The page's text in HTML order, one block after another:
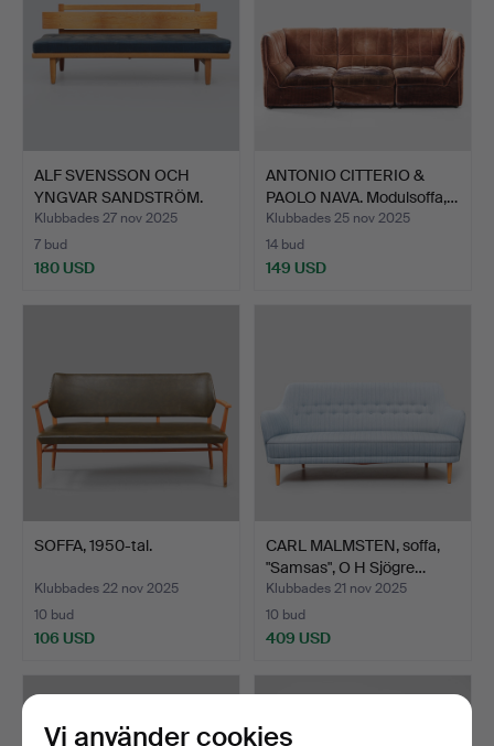
ALF SVENSSON OCH
YNGVAR SANDSTRÖM.
Dagbädd…
Klubbades 27 nov 2025
7 bud
180 USD
ANTONIO CITTERIO &
PAOLO NAVA. Modulsoffa,…
Klubbades 25 nov 2025
14 bud
149 USD
SOFFA, 1950-tal.
Klubbades 22 nov 2025
10 bud
106 USD
CARL MALMSTEN, soffa,
"Samsas", O H Sjögre…
Klubbades 21 nov 2025
10 bud
409 USD
Vi använder cookies